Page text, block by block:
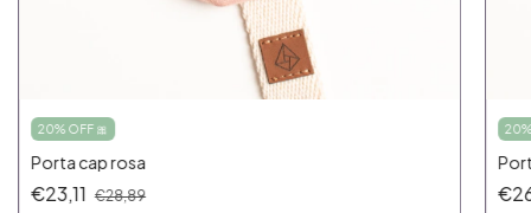
20% OFF 🎀
Porta cap rosa
€23,11 €28,89